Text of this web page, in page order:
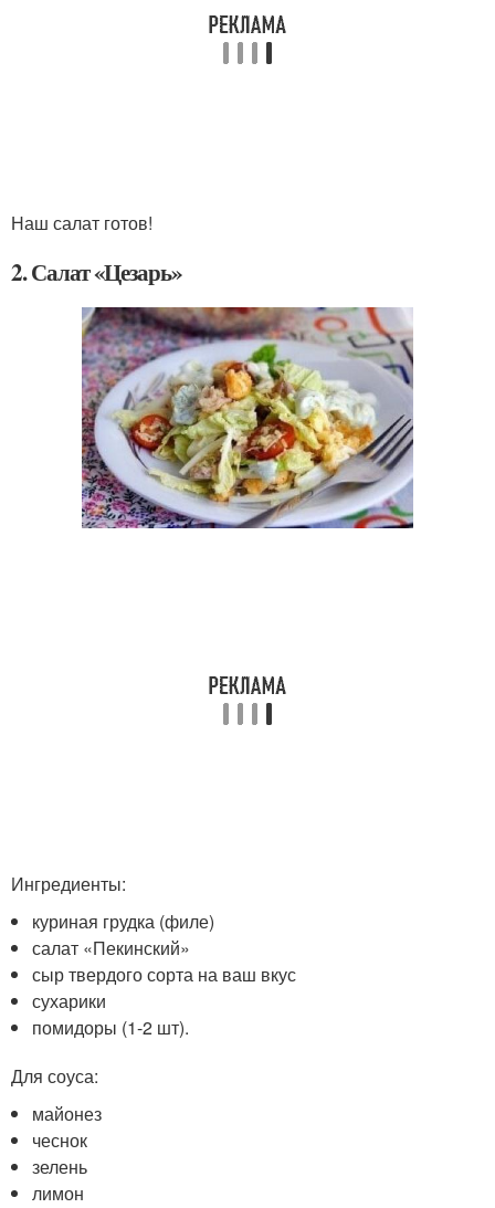
Наш салат готов!
2. Салат «Цезарь»
Ингредиенты:
куриная грудка (филе)
салат «Пекинский»
сыр твердого сорта на ваш вкус
сухарики
помидоры (1-2 шт).
Для соуса:
майонез
чеснок
зелень
лимон